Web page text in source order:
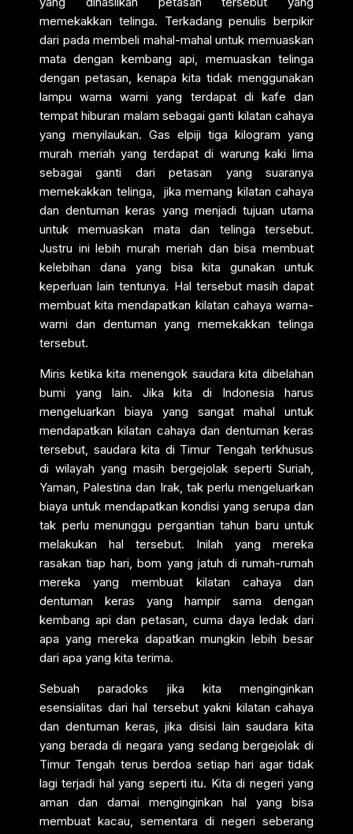
memekakkan telinga. Terkadang penulis berpikir
dari pada membeli mahal-mahal untuk memuaskan
mata dengan kembang api, memuaskan telinga
dengan petasan, kenapa kita tidak menggunakan
lampu warna warni yang terdapat di kafe dan
tempat hiburan malam sebagai ganti kilatan cahaya
yang menyilaukan. Gas elpiji tiga kilogram yang
murah meriah yang terdapat di warung kaki lima
sebagai ganti dari petasan yang suaranya
memekakkan telinga, jika memang kilatan cahaya
dan dentuman keras yang menjadi tujuan utama
untuk memuaskan mata dan telinga tersebut.
Justru ini lebih murah meriah dan bisa membuat
kelebihan dana yang bisa kita gunakan untuk
keperluan lain tentunya. Hal tersebut masih dapat
membuat kita mendapatkan kilatan cahaya warna-
warni dan dentuman yang memekakkan telinga
tersebut.
Miris ketika kita menengok saudara kita dibelahan
bumi yang lain. Jika kita di Indonesia harus
mengeluarkan biaya yang sangat mahal untuk
mendapatkan kilatan cahaya dan dentuman keras
tersebut, saudara kita di Timur Tengah terkhusus
di wilayah yang masih bergejolak seperti Suriah,
Yaman, Palestina dan Irak, tak perlu mengeluarkan
biaya untuk mendapatkan kondisi yang serupa dan
tak perlu menunggu pergantian tahun baru untuk
melakukan hal tersebut. Inilah yang mereka
rasakan tiap hari, bom yang jatuh di rumah-rumah
mereka yang membuat kilatan cahaya dan
dentuman keras yang hampir sama dengan
kembang api dan petasan, cuma daya ledak dari
apa yang mereka dapatkan mungkin lebih besar
dari apa yang kita terima.
Sebuah paradoks jika kita menginginkan
esensialitas dari hal tersebut yakni kilatan cahaya
dan dentuman keras, jika disisi lain saudara kita
yang berada di negara yang sedang bergejolak di
Timur Tengah terus berdoa setiap hari agar tidak
lagi terjadi hal yang seperti itu. Kita di negeri yang
aman dan damai menginginkan hal yang bisa
membuat kacau, sementara di negeri seberang